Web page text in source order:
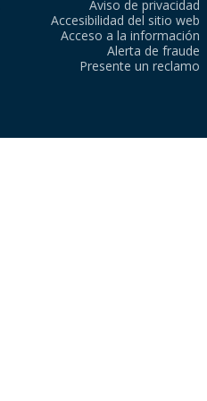
Aviso de privacidad
Accesibilidad del sitio web
Acceso a la información
Alerta de fraude
Presente un reclamo